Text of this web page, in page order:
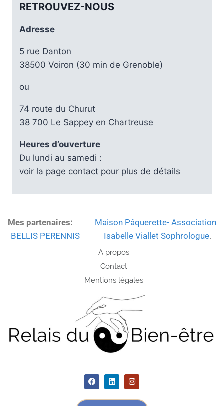
RETROUVEZ-NOUS
Adresse
5 rue Danton
38500 Voiron (30 min de Grenoble)
ou
74 route du Churut
38 700 Le Sappey en Chartreuse
Heures d’ouverture
Du lundi au samedi :
voir la page contact pour plus de détails
Mes partenaires: Maison Pâquerette- Association
BELLIS PERENNIS
Isabelle Viallet Sophrologue.
A propos
Contact
Mentions légales